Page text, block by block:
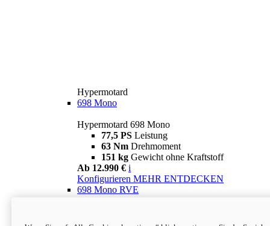
Hypermotard
698 Mono
Hypermotard 698 Mono
77,5 PS Leistung
63 Nm Drehmoment
151 kg Gewicht ohne Kraftstoff
Ab 12.990 € i
Konfigurieren MEHR ENTDECKEN
698 Mono RVE
77,5 PS
Leistung